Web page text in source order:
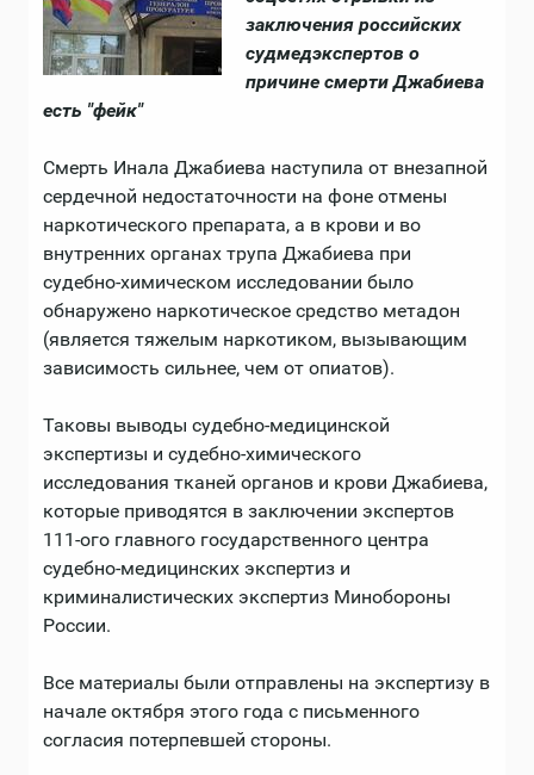
заключения российских
судмедэкспертов о
причине смерти Джабиева
есть "фейк"
Смерть Инала Джабиева наступила от внезапной
сердечной недостаточности на фоне отмены
наркотического препарата, а в крови и во
внутренних органах трупа Джабиева при
судебно-химическом исследовании было
обнаружено наркотическое средство метадон
(является тяжелым наркотиком, вызывающим
зависимость сильнее, чем от опиатов).
Таковы выводы судебно-медицинской
экспертизы и судебно-химического
исследования тканей органов и крови Джабиева,
которые приводятся в заключении экспертов
111-ого главного государственного центра
судебно-медицинских экспертиз и
криминалистических экспертиз Минобороны
России.
Все материалы были отправлены на экспертизу в
начале октября этого года с письменного
согласия потерпевшей стороны.